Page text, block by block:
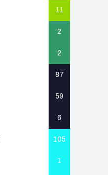
11
2
2
87
59
6
105
1